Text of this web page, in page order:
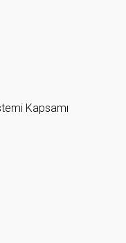
Kapsamı